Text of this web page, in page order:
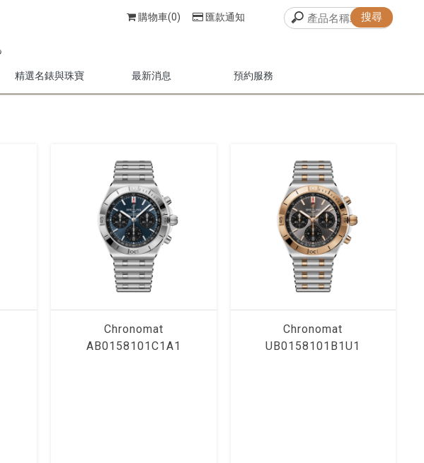
精選名錶與珠寶 最新消息 預約服務
購物車(0) 匯款通知
Chronomat
AB0158101C1A1
Chronomat
UB0158101B1U1